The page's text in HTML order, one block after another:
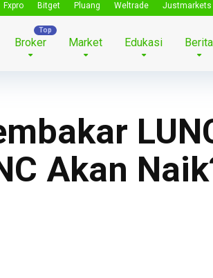
Fxpro Bitget Pluang Weltrade Justmarkets
Broker Market Edukasi Berita
Akan